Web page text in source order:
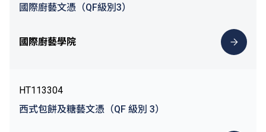
國際廚藝文憑（QF級別3）
國際廚藝學院
HT113304
西式包餅及糖藝文憑（QF 級別 3）